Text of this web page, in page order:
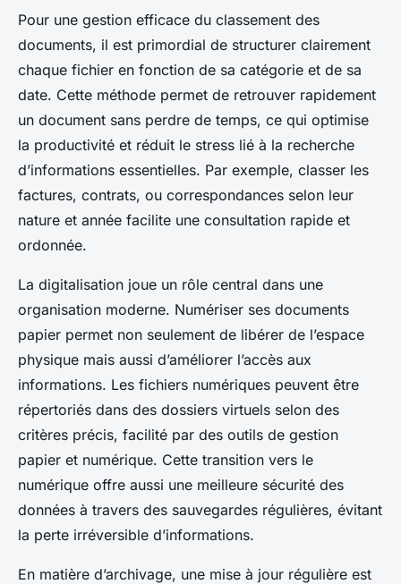
Pour une gestion efficace du classement des
documents, il est primordial de structurer clairement
chaque fichier en fonction de sa catégorie et de sa
date. Cette méthode permet de retrouver rapidement
un document sans perdre de temps, ce qui optimise
la productivité et réduit le stress lié à la recherche
d’informations essentielles. Par exemple, classer les
factures, contrats, ou correspondances selon leur
nature et année facilite une consultation rapide et
ordonnée.
La digitalisation joue un rôle central dans une
organisation moderne. Numériser ses documents
papier permet non seulement de libérer de l’espace
physique mais aussi d’améliorer l’accès aux
informations. Les fichiers numériques peuvent être
répertoriés dans des dossiers virtuels selon des
critères précis, facilité par des outils de gestion
papier et numérique. Cette transition vers le
numérique offre aussi une meilleure sécurité des
données à travers des sauvegardes régulières, évitant
la perte irréversible d’informations.
En matière d’archivage, une mise à jour régulière est